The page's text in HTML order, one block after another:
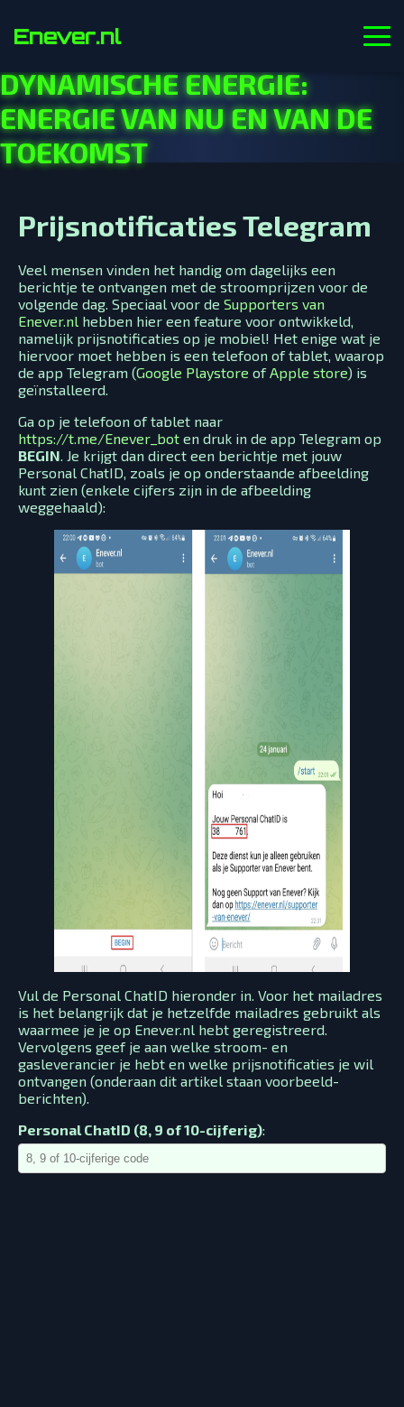
Enever.nl
DYNAMISCHE ENERGIE:
ENERGIE VAN NU EN VAN DE
TOEKOMST
Prijsnotificaties Telegram
Veel mensen vinden het handig om dagelijks een
berichtje te ontvangen met de stroomprijzen voor de
volgende dag. Speciaal voor de Supporters van
Enever.nl hebben hier een feature voor ontwikkeld,
namelijk prijsnotificaties op je mobiel! Het enige wat je
hiervoor moet hebben is een telefoon of tablet, waarop
de app Telegram (Google Playstore ofApple store) is
geïnstalleerd.
Ga op je telefoon of tablet naar
https://t.me/Enever_bot en druk in de app Telegram op
BEGIN. Je krijgt dan direct een berichtje met jouw
Personal ChatID, zoals je op onderstaande afbeelding
kunt zien (enkele cijfers zijn in de afbeelding
weggehaald):
Vul de Personal ChatID hieronder in. Voor het mailadres
is het belangrijk dat je hetzelfde mailadres gebruikt als
waarmee je je op Enever.nl hebt geregistreerd.
Vervolgens geef je aan welke stroom- en
gasleverancier je hebt en welke prijsnotificaties je wil
ontvangen (onderaan dit artikel staan voorbeeld-
berichten).
Personal ChatID (8, 9 of 10-cijferig):